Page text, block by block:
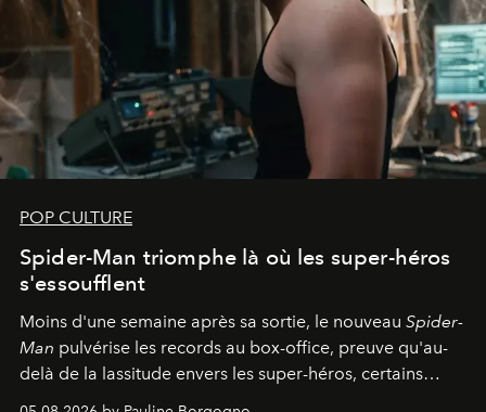
POP CULTURE
Spider-Man triomphe là où les super-héros
s'essoufflent
Moins d'une semaine après sa sortie, le nouveau Spider-
Man pulvérise les records au box-office, preuve qu'au-
delà de la lassitude envers les super-héros, certains
personnages continuent de susciter une ferveur intacte.